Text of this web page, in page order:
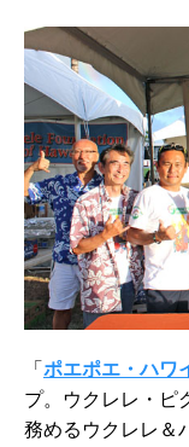
「 ポエポエ・ハワ
プ。ウクレレ・ピ
務めるウクレレ＆